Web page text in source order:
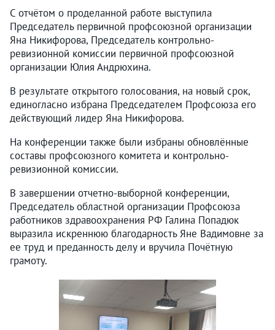
С отчётом о проделанной работе выступила
Председатель первичной профсоюзной организации
Яна Никифорова, Председатель контрольно-
ревизионной комиссии первичной профсоюзной
организации Юлия Андрюхина.
В результате открытого голосования, на новый срок,
единогласно избрана Председателем Профсоюза его
действующий лидер Яна Никифорова.
На конференции также были избраны обновлённые
составы профсоюзного комитета и контрольно-
ревизионной комиссии.
В завершении отчетно-выборной конференции,
Председатель областной организации Профсоюза
работников здравоохранения РФ Галина Попадюк
выразила искреннюю благодарность Яне Вадимовне за
ее труд и преданность делу и вручила Почётную
грамоту.